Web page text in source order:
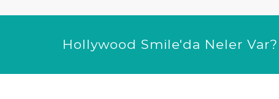
Hollywood Smile'da Neler Var?